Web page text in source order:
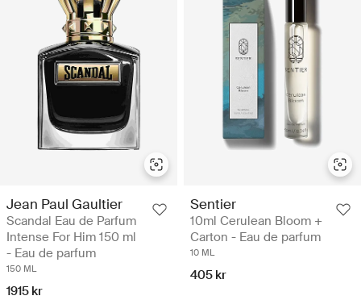
Jean Paul Gaultier
Scandal Eau de Parfum
Intense For Him 150 ml
- Eau de parfum
150 ML
1915 kr
Sentier
10ml Cerulean Bloom +
Carton - Eau de parfum
10 ML
405 kr